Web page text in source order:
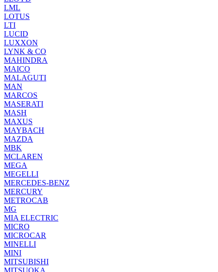
LML
LOTUS
LTI
LUCID
LUXXON
LYNK & CO
MAHINDRA
MAICO
MALAGUTI
MAN
MARCOS
MASERATI
MASH
MAXUS
MAYBACH
MAZDA
MBK
MCLAREN
MEGA
MEGELLI
MERCEDES-BENZ
MERCURY
METROCAB
MG
MIA ELECTRIC
MICRO
MICROCAR
MINELLI
MINI
MITSUBISHI
MITSUOKA